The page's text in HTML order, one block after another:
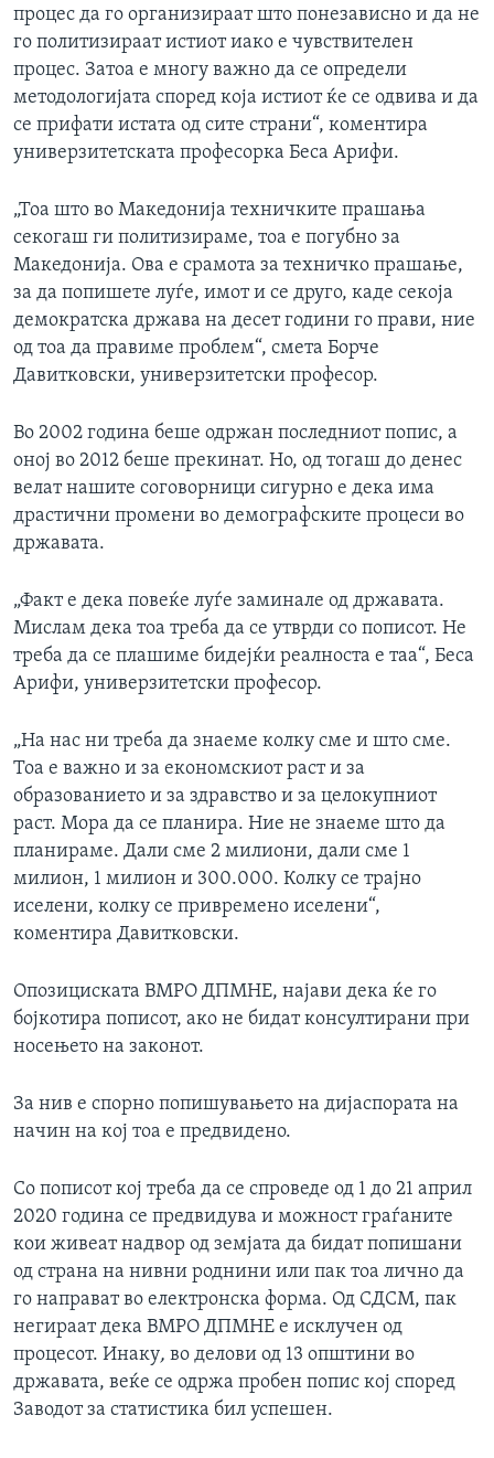
процес да го организираат што понезависно и да не
го политизираат истиот иако е чувствителен
процес. Затоа е многу важно да се определи
методологијата според која истиот ќе се одвива и да
се прифати истата од сите страни“, коментира
универзитетската професорка Беса Арифи.
„Тоа што во Македонија техничките прашања
секогаш ги политизираме, тоа е погубно за
Македонија. Ова е срамота за техничко прашање,
за да попишете луѓе, имот и се друго, каде секоја
демократска држава на десет години го прави, ние
од тоа да правиме проблем“, смета Борче
Давитковски, универзитетски професор.
Во 2002 година беше одржан последниот попис, а
оној во 2012 беше прекинат. Но, од тогаш до денес
велат нашите соговорници сигурно е дека има
драстични промени во демографските процеси во
државата.
„Факт е дека повеќе луѓе заминале од државата.
Мислам дека тоа треба да се утврди со пописот. Не
треба да се плашиме бидејќи реалноста е таа“, Беса
Арифи, универзитетски професор.
„На нас ни треба да знаеме колку сме и што сме.
Тоа е важно и за економскиот раст и за
образованието и за здравство и за целокупниот
раст. Мора да се планира. Ние не знаеме што да
планираме. Дали сме 2 милиони, дали сме 1
милион, 1 милион и 300.000. Колку се трајно
иселени, колку сe привремено иселени“,
коментира Давитковски.
Опозициската ВМРО ДПМНЕ, најави дека ќе го
бојкотира пописот, ако не бидат консултирани при
носењето на законот.
За нив е спорно попишувањето на дијаспората на
начин на кој тоа е предвидено.
Со пописот кој треба да се спроведе од 1 до 21 април
2020 година се предвидува и можност граѓаните
кои живеат надвор од земјата да бидат попишани
од страна на нивни роднини или пак тоа лично да
го направат во електронска форма. Од СДСМ, пак
негираат дека ВМРО ДПМНЕ е исклучен од
процесот. Инаку, во делови од 13 општини во
државата, веќе се одржа пробен попис кој според
Заводот за статистика бил успешен.